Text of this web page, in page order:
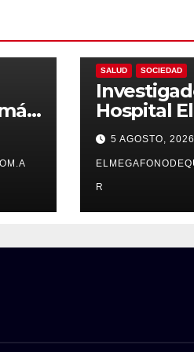
SALUD SOCIEDAD
Hospital
Néstor
estudio
sobre el
5 AGOSTO, 2026
R